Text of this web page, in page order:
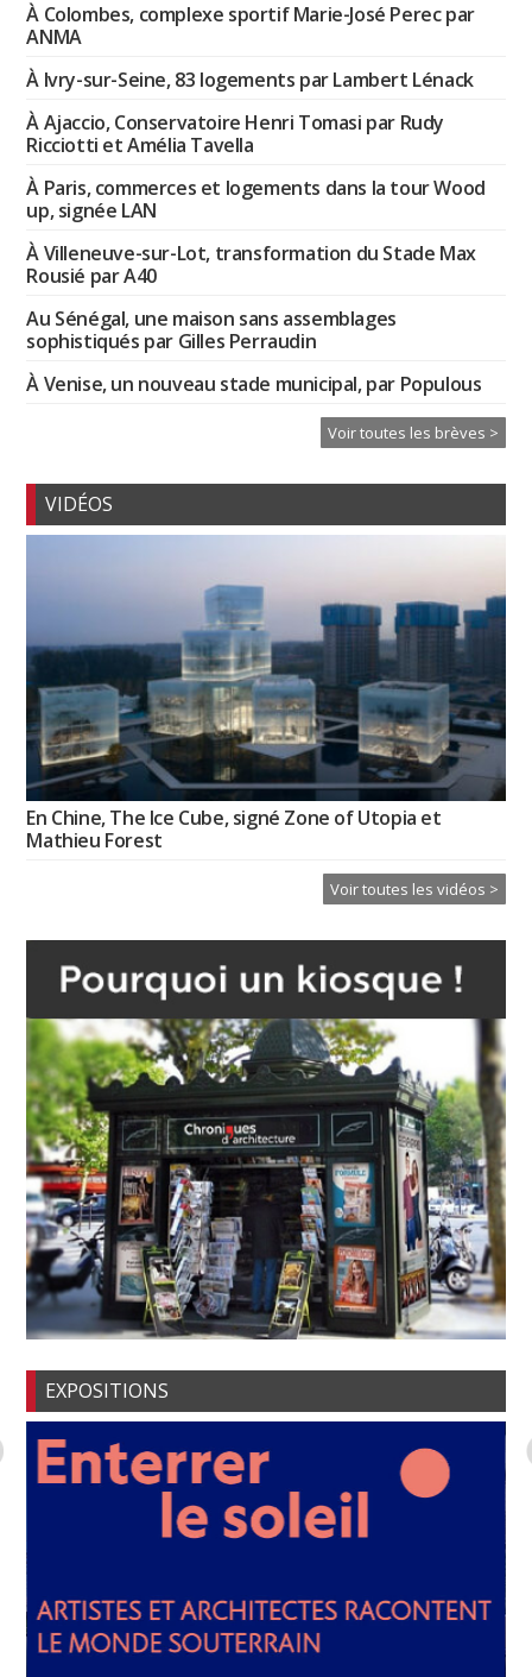
À Colombes, complexe sportif Marie-José Perec par
ANMA
À Ivry-sur-Seine, 83 logements par Lambert Lénack
À Ajaccio, Conservatoire Henri Tomasi par Rudy
Ricciotti et Amélia Tavella
À Paris, commerces et logements dans la tour Wood
up, signée LAN
À Villeneuve-sur-Lot, transformation du Stade Max
Rousié par A40
Au Sénégal, une maison sans assemblages
sophistiqués par Gilles Perraudin
À Venise, un nouveau stade municipal, par Populous
Voir toutes les brèves >
VIDÉOS
En Chine, The Ice Cube, signé Zone of Utopia et
Mathieu Forest
Voir toutes les vidéos >
EXPOSITIONS